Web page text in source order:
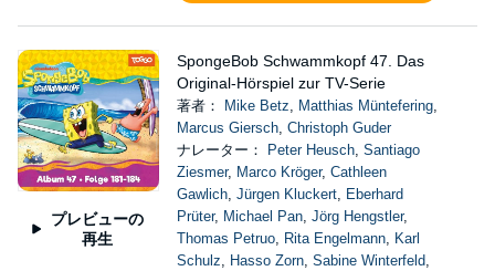
プレビューの
再生
SpongeBob Schwammkopf 47. Das
Original-Hörspiel zur TV-Serie
著者： Mike Betz, Matthias Müntefering,
Marcus Giersch, Christoph Guder
ナレーター：
Peter Heusch, Santiago
Ziesmer, Marco Kröger, Cathleen
Gawlich, Jürgen Kluckert, Eberhard
Prüter, Michael Pan, Jörg Hengstler,
Thomas Petruo, Rita Engelmann, Karl
Schulz, Hasso Zorn, Sabine Winterfeld,